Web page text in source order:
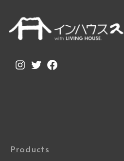
Instagram
TwitterFacebook
Products